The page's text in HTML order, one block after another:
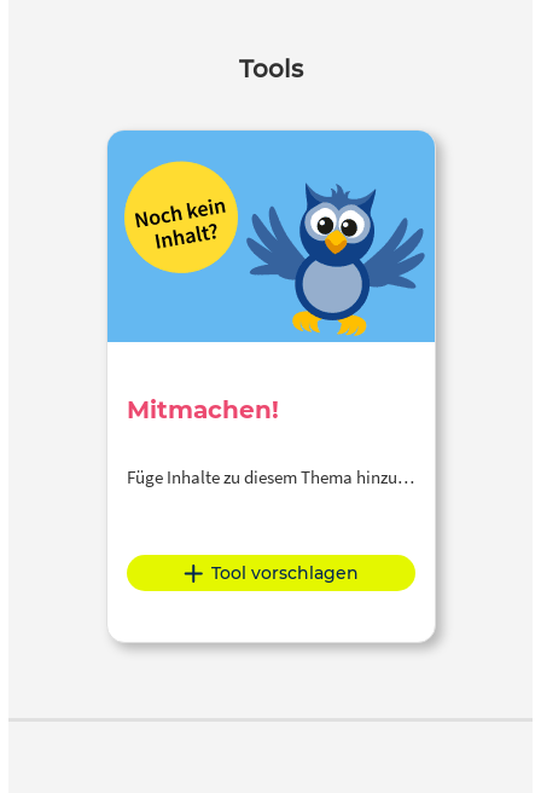
Tools
Mitmachen!
Füge Inhalte zu diesem Thema hinzu…
Tool vorschlagen